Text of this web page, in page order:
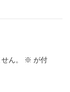
ん。 ※ が付